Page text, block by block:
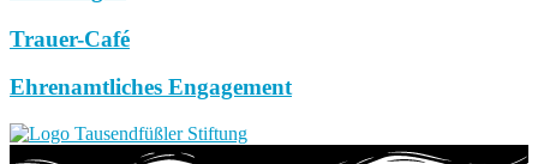
Trauer-Café
Ehrenamtliches Engagement